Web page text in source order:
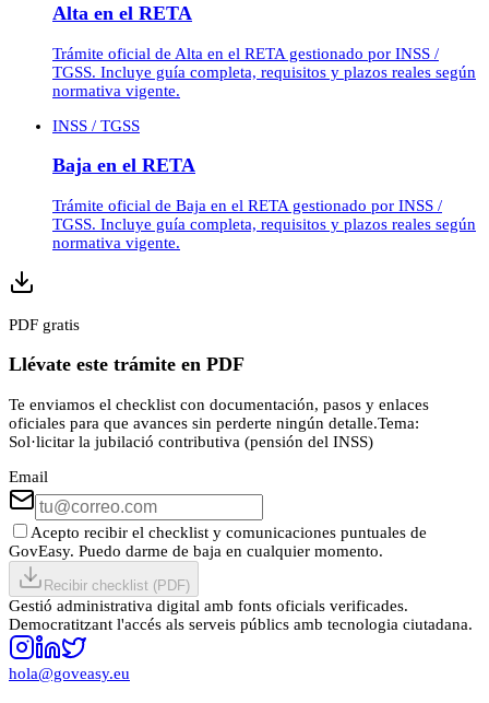
Alta en el RETA
Trámite oficial de Alta en el RETA gestionado por INSS /
TGSS. Incluye guía completa, requisitos y plazos reales según
normativa vigente.
INSS / TGSS
Baja en el RETA
Trámite oficial de Baja en el RETA gestionado por INSS /
TGSS. Incluye guía completa, requisitos y plazos reales según
normativa vigente.
PDF gratis
Llévate este trámite en PDF
Te enviamos el checklist con documentación, pasos y enlaces
oficiales para que avances sin perderte ningún detalle.Tema:
Sol·licitar la jubilació contributiva (pensión del INSS)
Email
Acepto recibir el checklist y comunicaciones puntuales de
GovEasy. Puedo darme de baja en cualquier momento.
Recibir checklist (PDF)
Gestió administrativa digital amb fonts oficials verificades.
Democratitzant l'accés als serveis públics amb tecnologia ciutadana.
hola@goveasy.eu